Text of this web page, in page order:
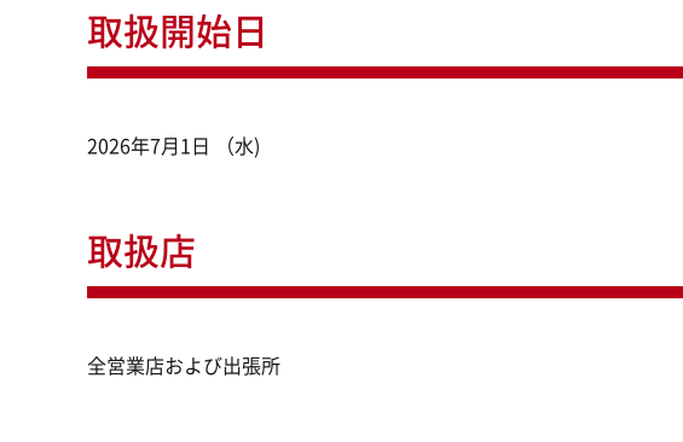
取扱開始日
2026年7月1日 （水)
取扱店
全営業店および出張所